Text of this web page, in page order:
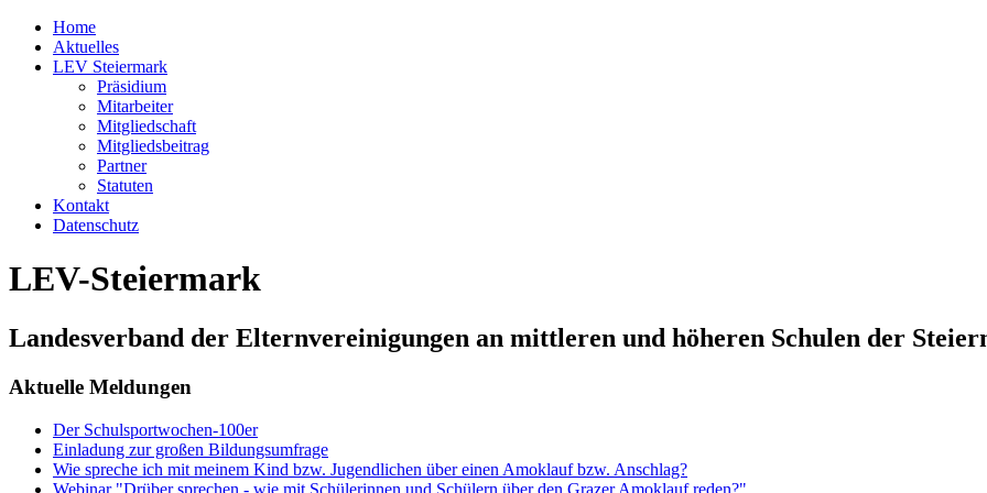
Home
Aktuelles
LEV Steiermark
Präsidium
Mitarbeiter
Mitgliedschaft
Mitgliedsbeitrag
Partner
Statuten
Kontakt
Datenschutz
LEV-Steiermark
Landesverband der Elternvereinigungen an mittleren und höheren Schulen der
Aktuelle Meldungen
Der Schulsportwochen-100er
Einladung zur großen Bildungsumfrage
Wie spreche ich mit meinem Kind bzw. Jugendlichen über einen Amoklauf bzw. Anschlag?
Webinar "Drüber sprechen - wie mit Schülerinnen und Schülern über den Grazer Amoklauf reden?"